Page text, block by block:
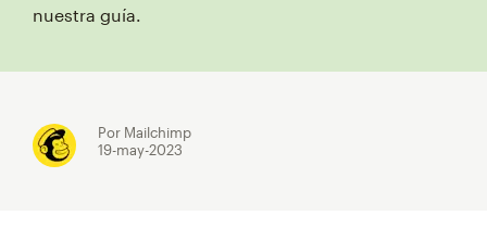
nuestra guía.
Por Mailchimp
19-may-2023